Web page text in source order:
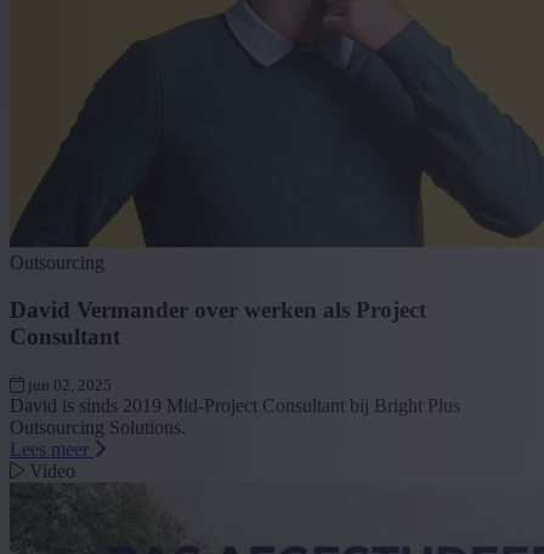
Outsourcing
David Vermander over werken als Project
Consultant
jun 02, 2025
David is sinds 2019 Mid-Project Consultant bij Bright Plus
Outsourcing Solutions.
Lees meer
Video